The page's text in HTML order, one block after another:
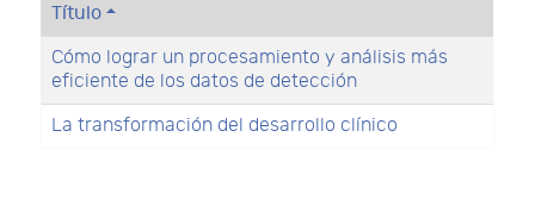
Título
Cómo lograr un procesamiento y análisis más
eficiente de los datos de detección
La transformación del desarrollo clínico